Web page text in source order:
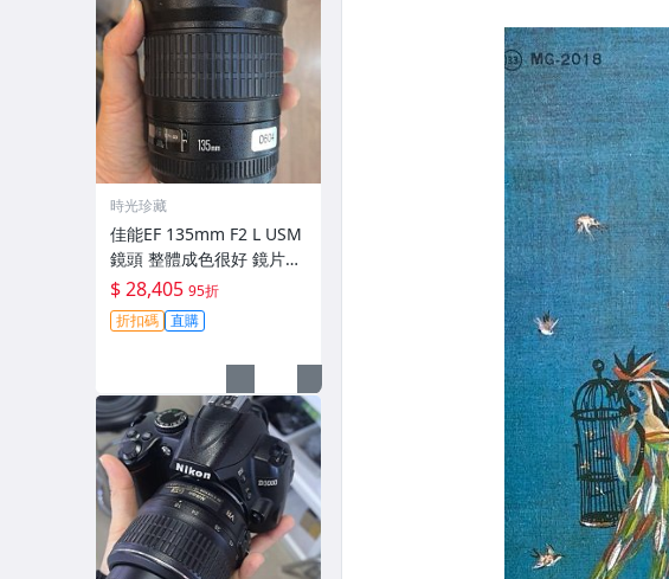
時光珍藏
佳能EF 135mm F2 L USM
鏡頭 整體成色很好 鏡片完
美無劃痕 功能一切正常 無
拆修無-3430
$ 28,405 95折
折扣碼 直購